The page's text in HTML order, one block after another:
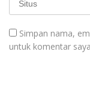
Simpan nama,
untuk komentar